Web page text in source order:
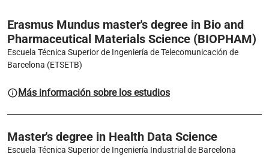
Erasmus Mundus master's degree in Bio and
Pharmaceutical Materials Science (BIOPHAM)
Escuela Técnica Superior de Ingeniería de Telecomunicación de
Barcelona (ETSETB)
Más información sobre los estudios
Master's degree in Health Data Science
Escuela Técnica Superior de Ingeniería Industrial de Barcelona